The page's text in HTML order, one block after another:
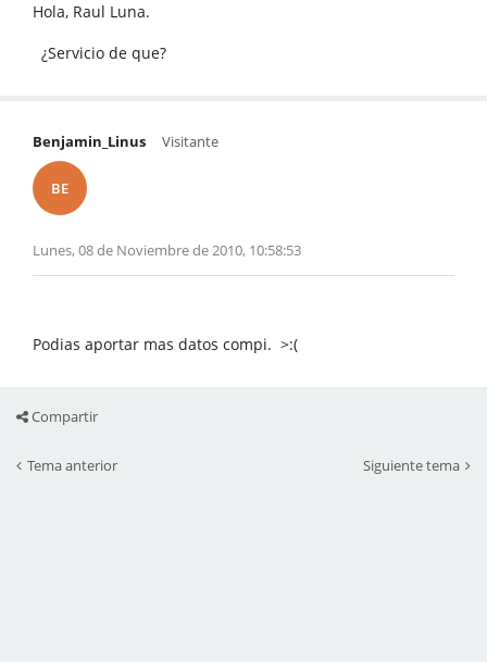
Hola, Raul Luna.
¿Servicio de que?
Benjamin_Linus
BE
Visitante
Lunes, 08 de Noviembre de 2010, 10:58:53
Podias aportar mas datos compi. >:(
Compartir
Tema anterior Siguiente tema